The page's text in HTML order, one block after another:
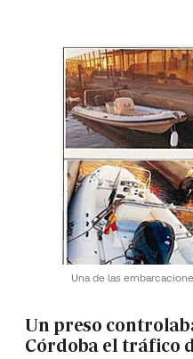
Una de las
Un preso
Córdoba el tráfico